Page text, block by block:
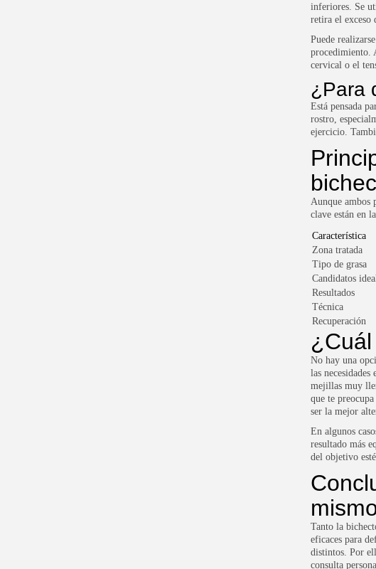
inferiores. Se
retira el exceso
Puede
procedimiento.
cervical o el
¿Para
Está pensada
rostro,
ejercicio.
Aunque ambos
clave están en
Característica
Zona tratada
Tipo de grasa
Candidatos
Resultados
Técnica
Recuperación
No hay una
las
mejillas muy
que te
ser la mejor
En algunos
resultado más
del objetivo
Tanto la
eficaces para
distintos. Por
consulta